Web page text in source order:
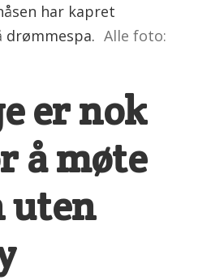
har kapret
Alle foto:
er nok
å møte
uten